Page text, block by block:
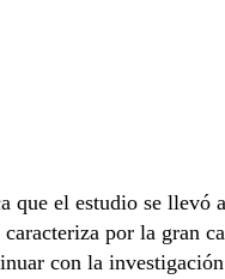
que el estudio se llevó
caracteriza por la gran
con la